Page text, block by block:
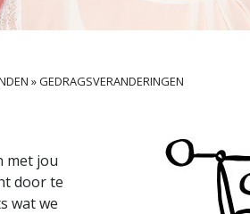
» GEDRAGSVERANDERINGEN
met jou
door te
wat we